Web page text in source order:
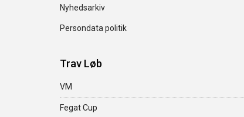
Nyhedsarkiv
Persondata politik
Trav Løb
VM
Fegat Cup